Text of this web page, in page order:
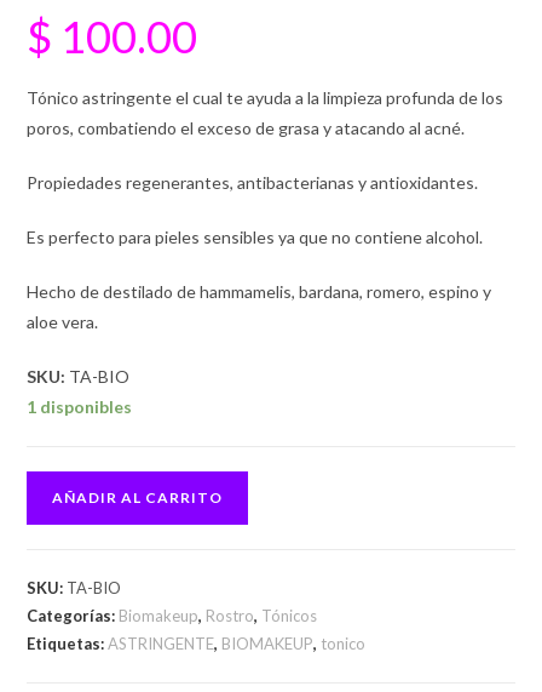
$ 100.00
Tónico astringente el cual te ayuda a la limpieza profunda de los
poros, combatiendo el exceso de grasa y atacando al acné.
Propiedades regenerantes, antibacterianas y antioxidantes.
Es perfecto para pieles sensibles ya que no contiene alcohol.
Hecho de destilado de hammamelis, bardana, romero, espino y
aloe vera.
SKU: TA-BIO
1 disponibles
AÑADIR AL CARRITO
SKU: TA-BIO
Categorías: Biomakeup, Rostro, Tónicos
Etiquetas:ASTRINGENTE, BIOMAKEUP, tonico